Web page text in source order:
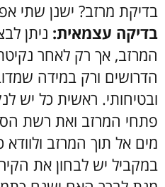
בדיקת מרזב? ישנן שתי
בדיקה עצמאית: ניתן
המרזב, אך רק לאחר
הדרושים ורק במידה
ובטיחותי. ראשית כל יש
פתחי המרזב ואת רשת
מים אל תוך המרזב
במקביל יש לבחון את